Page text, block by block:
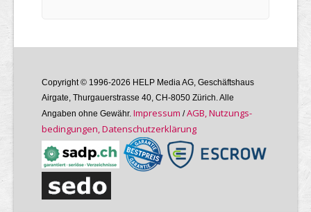
Copyright © 1996-2026 HELP Media AG, Geschäftshaus
Airgate, Thurgauer­strasse 40, CH-8050 Zürich. Alle
Angaben ohne Gewähr. Im­pres­sum /AGB, Nutzungs­
bedin­gungen, Daten­schutz­er­klärung